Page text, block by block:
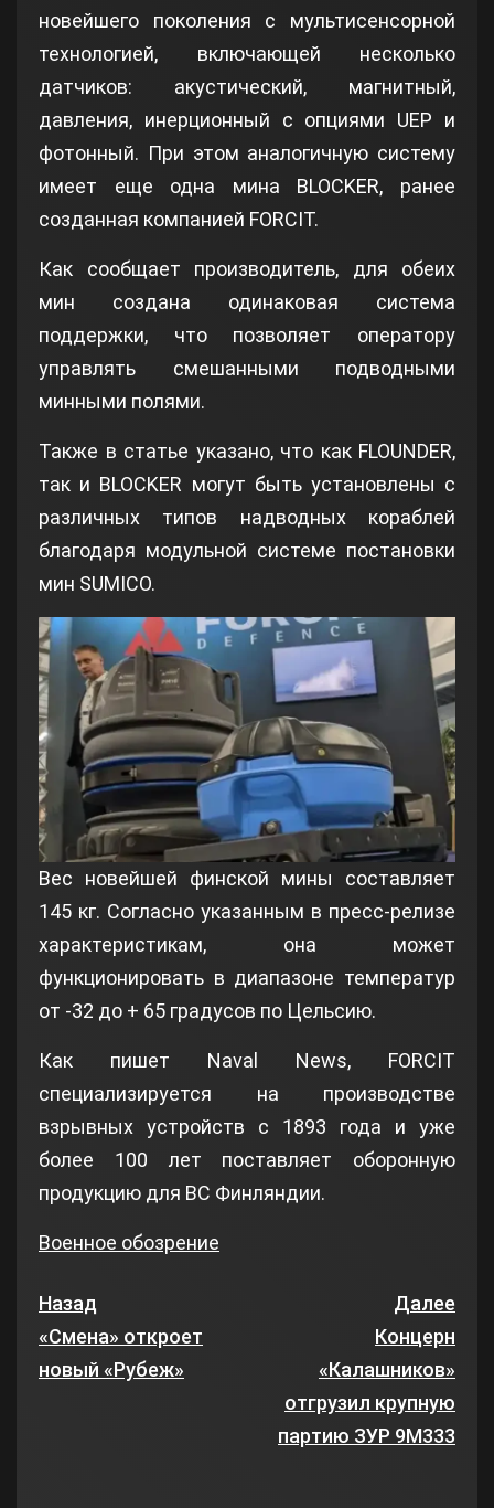
новейшего поколения с мультисенсорной
технологией, включающей несколько
датчиков: акустический, магнитный,
давления, инерционный с опциями UEP и
фотонный. При этом аналогичную систему
имеет еще одна мина BLOCKER, ранее
созданная компанией FORCIT.
Как сообщает производитель, для обеих
мин создана одинаковая система
поддержки, что позволяет оператору
управлять смешанными подводными
минными полями.
Также в статье указано, что как FLOUNDER,
так и BLOCKER могут быть установлены с
различных типов надводных кораблей
благодаря модульной системе постановки
мин SUMICO.
Вес новейшей финской мины составляет
145 кг. Согласно указанным в пресс-релизе
характеристикам, она может
функционировать в диапазоне температур
от -32 до + 65 градусов по Цельсию.
Как пишет Naval News, FORCIT
специализируется на производстве
взрывных устройств с 1893 года и уже
более 100 лет поставляет оборонную
продукцию для ВС Финляндии.
Военное обозрение
Назад
«Смена» откроет
новый «Рубеж»
Далее
Концерн
«Калашников»
отгрузил крупную
партию ЗУР 9М333